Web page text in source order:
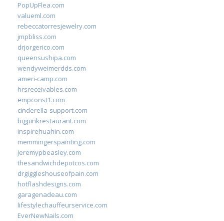
PopUpFlea.com
valueml.com
rebeccatorresjewelry.com
jmpbliss.com
drjorgerico.com
queensushipa.com
wendyweimerdds.com
ameri-camp.com
hrsreceivables.com
empconst1.com
cinderella-support.com
bigpinkrestaurant.com
inspirehuahin.com
memmingerspainting.com
jeremypbeasley.com
thesandwichdepotcos.com
drgiggleshouseofpain.com
hotflashdesigns.com
garagenadeau.com
lifestylechauffeurservice.com
EverNewNails.com